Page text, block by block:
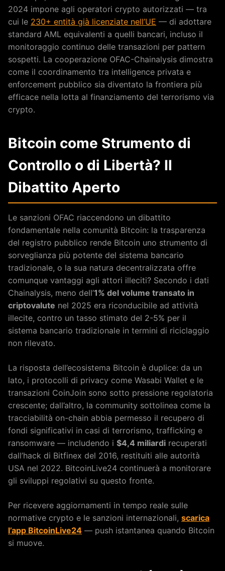
2024 impone agli operatori crypto autorizzati — tra
cui le 230+ entità già licenziate nell’UE — di adottare
standard AML equivalenti a quelli bancari, incluso il
monitoraggio continuo delle transazioni per pattern
sospetti. La cooperazione OFAC-Chainalysis dimostra
come il coordinamento tra intelligence privata e
enforcement pubblico sia diventato la frontiera più
efficace nella lotta al finanziamento del terrorismo via
crypto.
Bitcoin come Strumento di
Controllo o di Libertà? Il
Dibattito Aperto
Le sanzioni OFAC riaccendono un dibattito
fondamentale nella comunità Bitcoin: la trasparenza
del registro pubblico rende Bitcoin uno strumento di
sorveglianza più potente del sistema bancario
tradizionale, o la sua natura decentralizzata offre
comunque vantaggi agli attori illeciti? Secondo i dati
Chainalysis, meno dell’1% del volume transato in
criptovalute nel 2025 era riconducibile ad attività
illecite, contro un tasso stimato del 2-5% per il
sistema bancario tradizionale in termini di riciclaggio
non rilevato.
La risposta dell’ecosistema Bitcoin è duplice: da un
lato, i protocolli di privacy come Wasabi Wallet e le
transazioni CoinJoin sono sotto pressione regolatoria
crescente; dall’altro, la community sottolinea come la
tracciabilità on-chain abbia permesso il recupero di
fondi significativi in casi di terrorismo, trafficking e
ransomware — includendo i $4,4 miliardi recuperati
dall’hack di Bitfinex del 2016, restituiti alle autorità
USA nel 2022. BitcoinLive24 continuerà a monitorare
gli sviluppi regolativi su questo fronte.
Per ricevere aggiornamenti in tempo reale sulle
normative crypto e le sanzioni internazionali, scarica
l’app BitcoinLive24 — push istantanea quando Bitcoin
si muove.